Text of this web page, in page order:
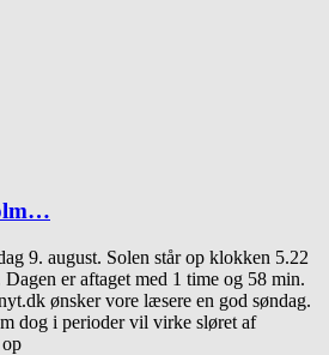
9. august. Solen står op klokken 5.22
er aftaget med 1 time og 58 min.
ønsker vore læsere en god søndag.
dog i perioder vil virke sløret af